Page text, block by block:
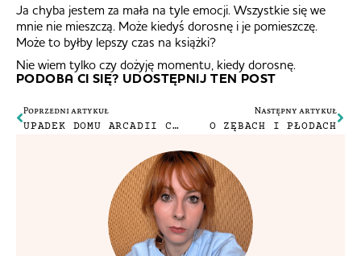
Ja chyba jestem za mała na tyle emocji. Wszystkie się we
mnie nie mieszczą. Może kiedyś dorosnę i je pomieszczę.
Może to byłby lepszy czas na książki?
Nie wiem tylko czy dożyję momentu, kiedy dorosnę.
PODOBA CI SIĘ? UDOSTĘPNIJ TEN POST
Poprzedni artykuł
UPADEK DOMU ARCADII CZYLI WSPOMNIENIA O TOPSHOPIE
Następny artykuł
O ZĘBACH I PŁODACH